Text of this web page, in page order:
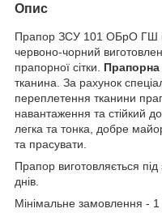
Опис
Прапор ЗСУ 101 ОБрО ГШ
червоно-чорний
прапорної сітки. Прапорна
тканина. За рахунок
переплетення тканини
навантаження та стійкий
легка та тонка, добре
та прасувати.
Прапор виготовляється
днів.
Мінімальне замовлення - 1